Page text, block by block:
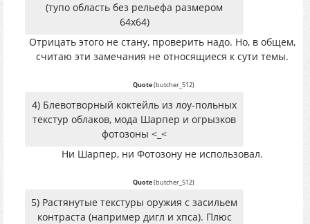
(тупо область без рельефа размером
64х64)
Отрицать этого не стану, проверить надо. Но, в общем,
считаю эти замечания не относящиеся к сути темы.
Quote(butcher_512)
4) Блевотворный коктейль из лоу-польных
текстур облаков, мода Шарпер и огрызков
фотозоны <_<
Ни Шарпер, ни Фотозону не использовал.
Quote(butcher_512)
5) Растянутые текстуры оружия с засильем
контраста (например дигл и хпса). Плюс